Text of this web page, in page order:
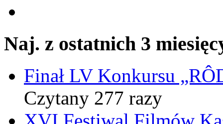
Naj. z ostatnich 3
Finał LV Konkursu
Czytany 277 razy